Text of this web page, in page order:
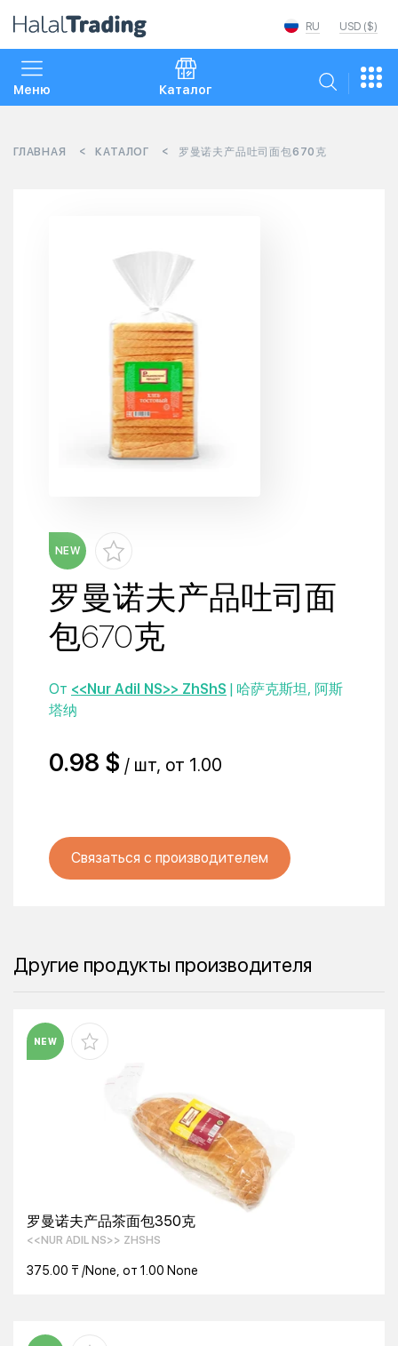
USD ($)
RU
Меню Каталог
ГЛАВНАЯ КАТАЛОГ 罗曼诺夫产品吐司面包670克
NEW
罗曼诺夫产品吐司面
包670克
От <<Nur Adil NS>> ZhShS | 哈萨克斯坦, 阿斯
塔纳
0.98 $ / шт, от 1.00
Связаться с производителем
Другие продукты производителя
NEW
罗曼诺夫产品茶面包350克
<<NUR ADIL NS>> ZHSHS
375.00 ₸ /None, от 1.00 None